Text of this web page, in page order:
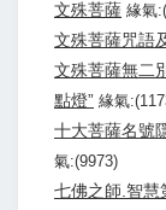
文殊菩薩 緣氣
文殊菩薩咒語
文殊菩薩無二
點燈” 緣氣
十大菩薩名號
氣:(9973)
七佛之師.智慧